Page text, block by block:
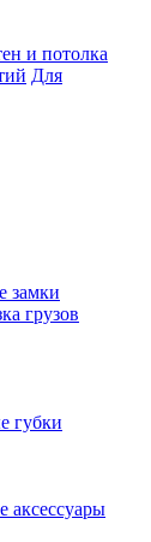
и потолка
Для
замки
грузов
губки
аксессуары